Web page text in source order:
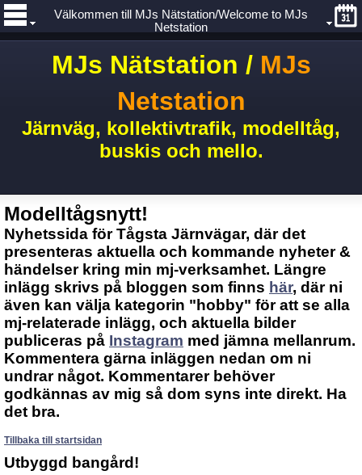
MJs Nätstation /MJs
Netstation
Järnväg, kollektivtrafik, modelltåg,
buskis och mello.
Välkommen till MJs Nätstation/Welcome to MJs
Netstation
Modelltågsnytt!
Nyhetssida för Tågsta Järnvägar, där det
presenteras aktuella och kommande nyheter &
händelser kring min mj-verksamhet. Längre
inlägg skrivs på bloggen som finns här, där ni
även kan välja kategorin "hobby" för att se alla
mj-relaterade inlägg, och aktuella bilder
publiceras på Instagram med jämna mellanrum.
Kommentera gärna inläggen nedan om ni
undrar något. Kommentarer behöver
godkännas av mig så dom syns inte direkt. Ha
det bra.
Tillbaka till startsidan
Utbyggd bangård!